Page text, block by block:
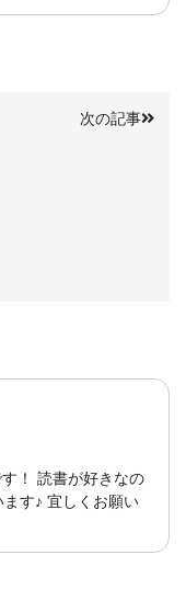
次の記事
！ 読書が好きなの
す♪ 宜しくお願い